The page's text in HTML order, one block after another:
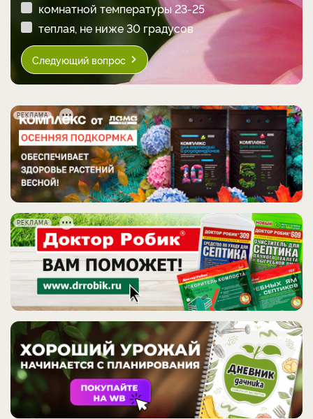
комнатной температуры 23-25
теплая, не ниже 30 градусов
Следующий вопрос
РЕКЛАМА
РЕКЛАМА